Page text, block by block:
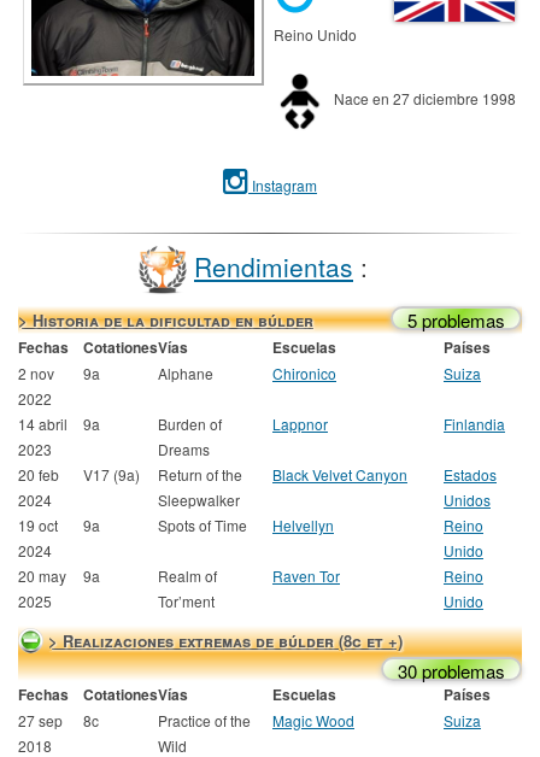
Reino Unido
Nace en 27 diciembre 1998
Instagram
Rendimientas :
> Historia de la dificultad en búlder 5 problemas
Fechas CotationesVías Escuelas Países
2 nov
2022
9a Alphane Chironico Suiza
14 abril
2023
9a
Burden of
Dreams
Lappnor Finlandia
20 feb
2024
V17 (9a)
Return of the
Sleepwalker
Black Velvet Canyon
Estados
Unidos
19 oct
2024
9a Spots of Time Helvellyn
Reino
Unido
20 may
2025
9a
Realm of
Tor’ment
Raven Tor
Reino
Unido
> Realizaciones extremas de búlder (8c et +)
30 problemas
Fechas CotationesVías Escuelas Países
27 sep
2018
8c
Practice of the
Wild
Magic Wood Suiza